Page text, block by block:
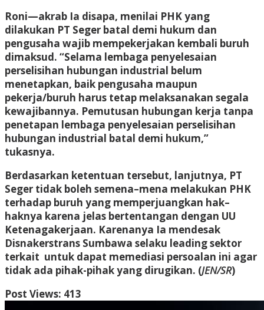
Roni—akrab Ia disapa, menilai PHK yang
dilakukan PT Seger batal demi hukum dan
pengusaha wajib mempekerjakan kembali buruh
dimaksud. “Selama lembaga penyelesaian
perselisihan hubungan industrial belum
menetapkan, baik pengusaha maupun
pekerja/buruh harus tetap melaksanakan segala
kewajibannya. Pemutusan hubungan kerja tanpa
penetapan lembaga penyelesaian perselisihan
hubungan industrial batal demi hukum,”
tukasnya.
Berdasarkan ketentuan tersebut, lanjutnya, PT
Seger tidak boleh semena–mena melakukan PHK
terhadap buruh yang memperjuangkan hak–
haknya karena jelas bertentangan dengan UU
Ketenagakerjaan. Karenanya Ia mendesak
Disnakerstrans Sumbawa selaku leading sektor
terkait untuk dapat memediasi persoalan ini agar
tidak ada pihak-pihak yang dirugikan. (JEN/SR)
Post Views: 413